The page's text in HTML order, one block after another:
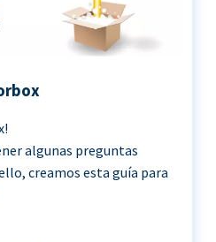
algunas preguntas
creamos esta guía para